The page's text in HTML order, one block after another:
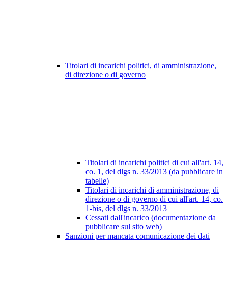
Titolari di incarichi politici, di amministrazione,
di direzione o di governo
Titolari di incarichi politici di cui all'art. 14,
co. 1, del dlgs n. 33/2013 (da pubblicare in
tabelle)
Titolari di incarichi di amministrazione, di
direzione o di governo di cui all'art. 14, co.
1-bis, del dlgs n. 33/2013
Cessati dall'incarico (documentazione da
pubblicare sul sito web)
Sanzioni per mancata comunicazione dei dati